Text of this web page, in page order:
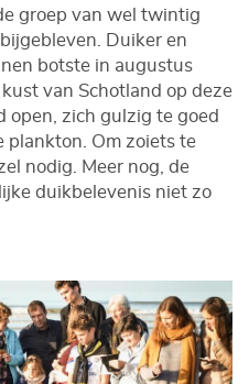
groep van wel twintig
Duiker en
botste in augustus
van Schotland op deze
open, zich gulzig te goed
plankton. Om zoiets te
nodig. Meer nog, de
duikbelevenis niet zo